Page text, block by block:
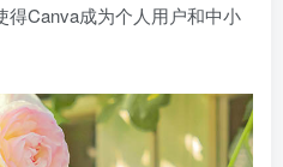
得Canva成为个人用户和中小